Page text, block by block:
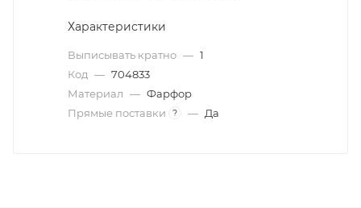
Характеристики
Выписывать кратно — 1
Код — 704833
Материал — Фарфор
Прямые поставки
? — Да